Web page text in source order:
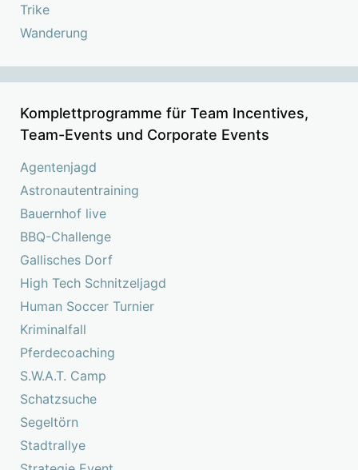
Trike
Wanderung
Komplettprogramme für Team Incentives,
Team-Events und Corporate Events
Agentenjagd
Astronautentraining
Bauernhof live
BBQ-Challenge
Gallisches Dorf
High Tech Schnitzeljagd
Human Soccer Turnier
Kriminalfall
Pferdecoaching
S.W.A.T. Camp
Schatzsuche
Segeltörn
Stadtrallye